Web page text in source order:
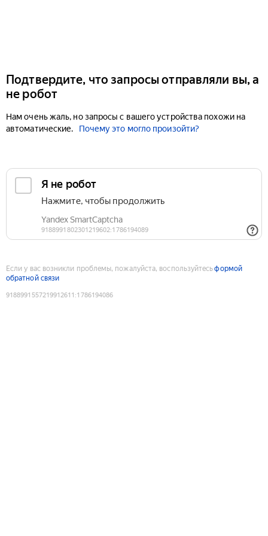
Подтвердите, что запросы отправляли вы, а
не робот
Нам очень жаль, но запросы с вашего устройства похожи на
автоматические.
Почему это могло произойти?
Если у вас возникли проблемы, пожалуйста, воспользуйтесьформой
обратной связи
9188991557219912611 :1786194086